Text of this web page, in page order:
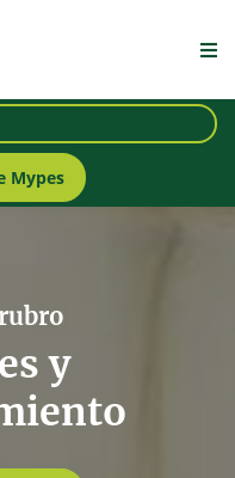
Mypes
y